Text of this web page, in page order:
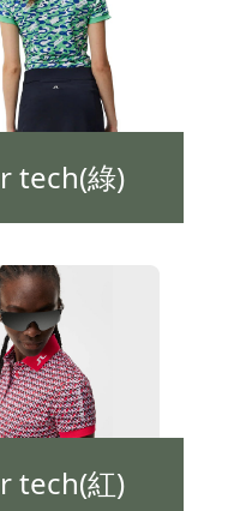
tech(綠)
tech(紅)